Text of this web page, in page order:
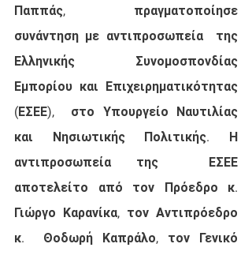
Παππάς, πραγματοποίησε
συνάντηση με αντιπροσωπεία  της
Ελληνικής Συνομοσπονδίας
Εμπορίου και Επιχειρηματικότητας
(ΕΣΕΕ),  στο Υπουργείο Ναυτιλίας
και Νησιωτικής Πολιτικής. Η
αντιπροσωπεία της  ΕΣΕΕ
αποτελείτο από τον Πρόεδρο κ.
Γιώργο Καρανίκα, τον Αντιπρόεδρο
κ.  Θοδωρή Καπράλο, τον Γενικό